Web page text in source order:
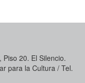
20. El Silencio.
para la Cultura / Tel.